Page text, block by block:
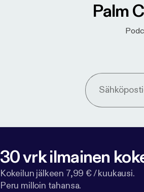
Palm
30 vrk ilmainen
Kokeilun jälkeen 7,99 € / kuukausi.
Peru milloin tahansa.